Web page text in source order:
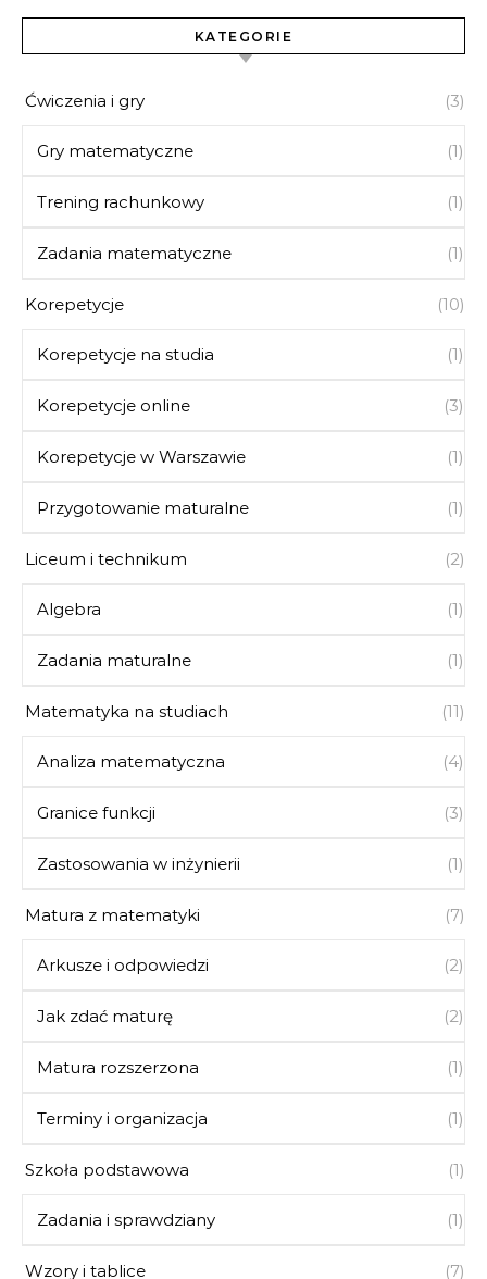
KATEGORIE
Ćwiczenia i gry (3)
Gry matematyczne (1)
Trening rachunkowy (1)
Zadania matematyczne (1)
Korepetycje (10)
Korepetycje na studia (1)
Korepetycje online (3)
Korepetycje w Warszawie (1)
Przygotowanie maturalne (1)
Liceum i technikum (2)
Algebra (1)
Zadania maturalne (1)
Matematyka na studiach (11)
Analiza matematyczna (4)
Granice funkcji (3)
Zastosowania w inżynierii (1)
Matura z matematyki (7)
Arkusze i odpowiedzi (2)
Jak zdać maturę (2)
Matura rozszerzona (1)
Terminy i organizacja (1)
Szkoła podstawowa (1)
Zadania i sprawdziany (1)
Wzory i tablice (7)